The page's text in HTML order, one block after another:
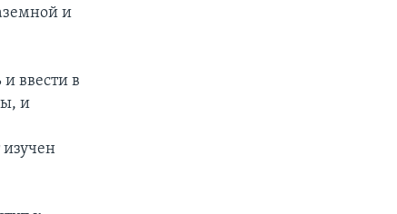
и
ввести в
и
изучен